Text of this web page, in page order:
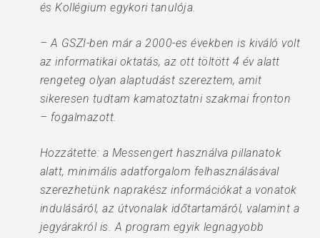
és Kollégium egykori tanulója.
– A GSZI-ben már a 2000-es években is kiváló volt
az informatikai oktatás, az ott töltött 4 év alatt
rengeteg olyan alaptudást szereztem, amit
sikeresen tudtam kamatoztatni szakmai fronton
– fogalmazott.
Hozzátette: a Messengert használva pillanatok
alatt, minimális adatforgalom felhasználásával
szerezhetünk naprakész információkat a vonatok
indulásáról, az útvonalak időtartamáról, valamint a
jegyárakról is. A program egyik legnagyobb